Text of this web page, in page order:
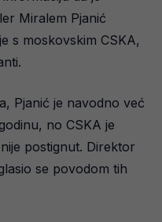
Miralem Pjanić
s moskovskim CSKA,
Pjanić je navodno već
no CSKA je
postignut. Direktor
se povodom tih